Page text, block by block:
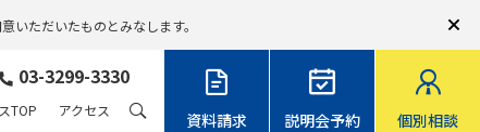
いただいたものとみなします。
資料請求 説明会予約 個別相談
03-3299-3330
TOP アクセス